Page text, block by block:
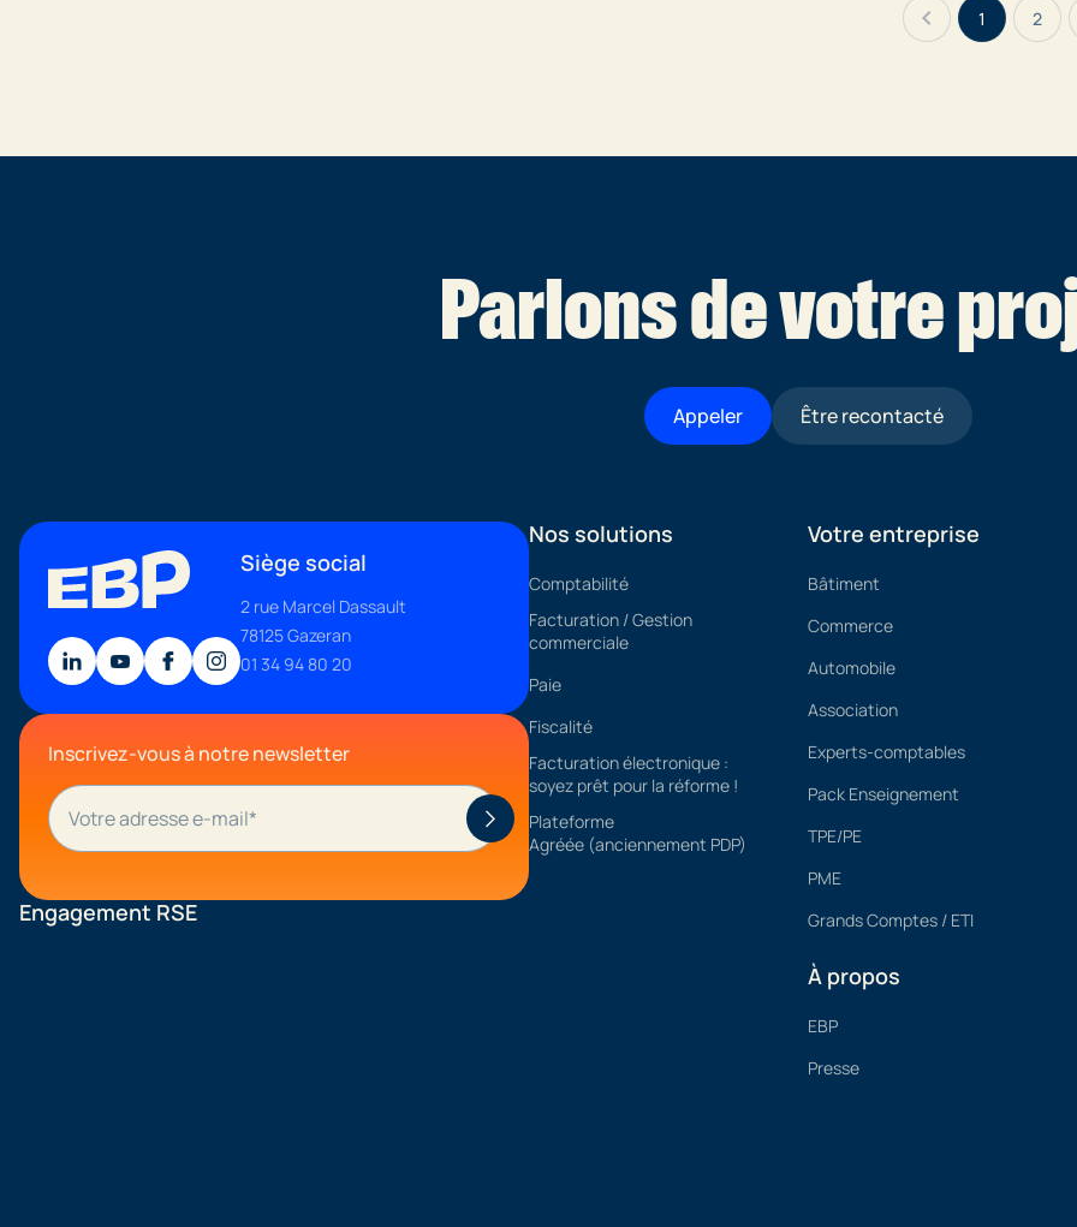
chevron_left 1 2
Parlons de votre
Appeler Être recontacté
Siège social
2 rue Marcel Dassault
78125 Gazeran
01 34 94 80 20
Inscrivez-vous à notre newsletter
Engagement RSE
Nos solutions
Comptabilité
Facturation / Gestion
commerciale
Paie
Fiscalité
Facturation électronique :
soyez prêt pour la réforme !
Plateforme
Agréée (anciennement PDP)
Votre entreprise
Bâtiment
Commerce
Automobile
Association
Experts-comptables
Pack Enseignement
TPE/PE
PME
Grands Comptes / ETI
À propos
EBP
Presse